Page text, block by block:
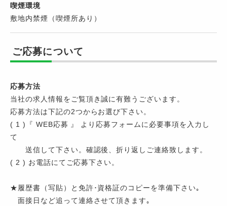
喫煙環境
敷地内禁煙（喫煙所あり）
ご応募について
応募方法
当社の求人情報をご覧頂き誠に有難うございます。
応募方法は下記の2つからお選び下さい。
( 1 )『 WEB応募 』 より応募フォームに必要事項を入力し
て
送信して下さい。確認後、折り返しご連絡致します。
( 2 ) お電話にてご応募下さい。
★履歴書（写貼）と免許･資格証のコピーを準備下さい｡
⾯接⽇など追って連絡させて頂きます｡